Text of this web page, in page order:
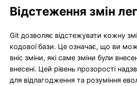
Відстеження змін
Git дозволяє відстежувати кожну
кодової бази. Це означає, що ви
вніс зміни, які саме зміни були
внесені. Цей рівень прозорості
для відлагодження та розуміння